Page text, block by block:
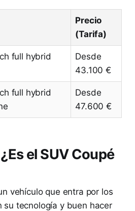
Precio
(Tarifa)
full hybrid
Desde
43.100 €
full hybrid
Desde
47.600 €
el SUV Coupé
vehículo que entra por los
su tecnología y buen hacer